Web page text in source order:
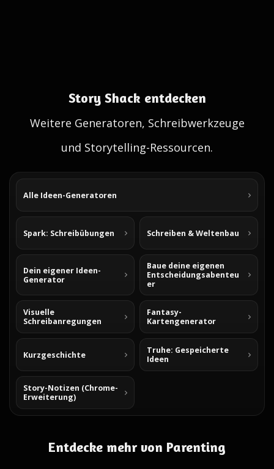
Story Shack entdecken
Weitere Generatoren, Schreibwerkzeuge
und Storytelling-Ressourcen.
Alle Ideen-Generatoren
Spark: Schreibübungen Schreiben & Weltenbau
Dein eigener Ideen-
Generator
Baue deine eigenen
Entscheidungsabenteu
er
Visuelle
Schreibanregungen
Fantasy-
Kartengenerator
Kurzgeschichte
Truhe: Gespeicherte
Ideen
Story-Notizen (Chrome-
Erweiterung)
Entdecke mehr von Parenting